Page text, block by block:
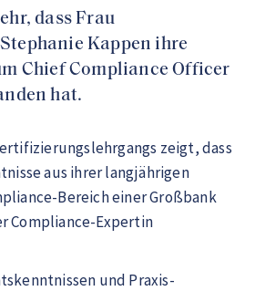
dass Frau
Kappen ihre
Chief Compliance Officer
hat.
zeigt, dass
aus ihrer langjährigen
Bereich einer Großbank
Compliance-Expertin
und Praxis-